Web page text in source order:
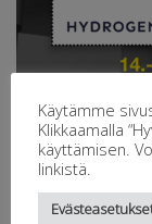
Käytämme
Klikkaamalla
käyttämisen.
linkistä.